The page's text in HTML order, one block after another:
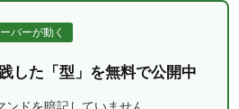
バーが動く
した「型」を無料で公開中
ドを暗記していません。